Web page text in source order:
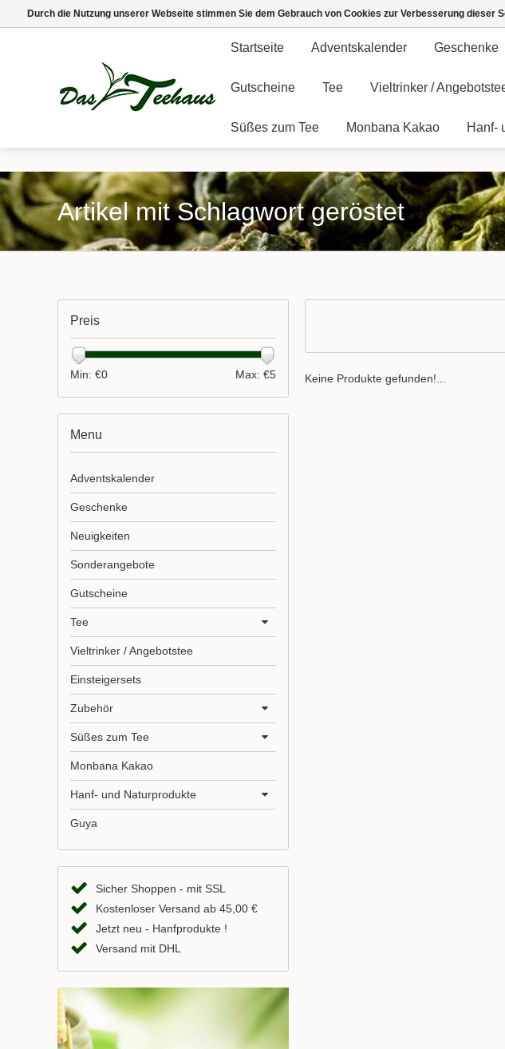
Startseite Adventskalender Geschenke
Gutscheine Tee Vieltrinker /
Süßes zum Tee Monbana Kakao Hanf-
Artikel mit Schlagwort geröstet
Keine Produkte gefunden!...
Preis
Min: €0 Max: €5
Menu
Adventskalender
Geschenke
Neuigkeiten
Sonderangebote
Gutscheine
Tee
Vieltrinker / Angebotstee
Einsteigersets
Zubehör
Süßes zum Tee
Monbana Kakao
Hanf- und Naturprodukte
Guya
Sicher Shoppen - mit SSL
Kostenloser Versand ab 45,00 €
Jetzt neu - Hanfprodukte !
Versand mit DHL
Durch die Nutzung unserer Webseite stimmen Sie dem Gebrauch von Cookies zur Verbesserung dieser